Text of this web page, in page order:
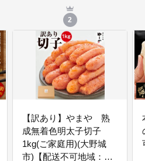
05.使途を指定しない（市に一任す
寄附金の使い方を特に定めず、大
野城市にお任せいただくもので
す。まちづくり全般に係る取り組
みに幅広く活用させていただきま
2
【訳あり】やまや 熟
成無着色明太子切子
1kg(ご家庭用)(大野城
市)【配送不可地域：離